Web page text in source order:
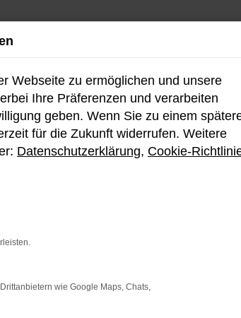
Sie begrüßen zu dürfen. Den
Sie sollen sich beim Besuch
Webseite zu ermöglichen und unsere
Ihre Präferenzen und verarbeiten
geben. Wenn Sie zu einem
für die Zukunft widerrufen. Weitere
Datenschutzerklärung, Cookie-
wie Google Maps, Chats,